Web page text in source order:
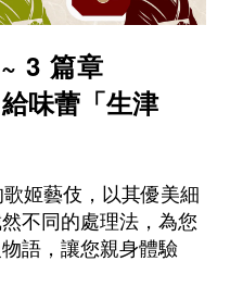
3 篇章
味蕾「生津
姬藝伎，以其優美細
不同的處理法，為您
語，讓您親身體驗